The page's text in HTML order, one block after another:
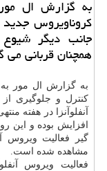
به گزارش ال
كروناویروس
جانب دیگر شیوع
همچنان قربانی می
به گزارش ال مور به
كنترل و جلوگیری
آنفلوآنزا در هفته
افزایش بوده و این
مشاهده شده است.
فعالیت ویروس